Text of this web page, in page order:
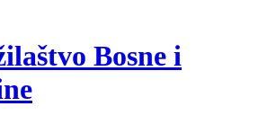
Bosne i